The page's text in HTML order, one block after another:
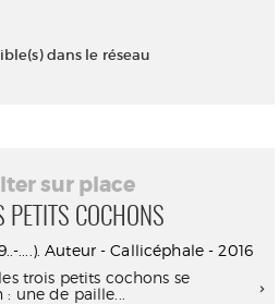
dans le réseau
sur place
PETITS COCHONS
....). Auteur - Callicéphale - 2016
trois petits cochons se
une de paille...